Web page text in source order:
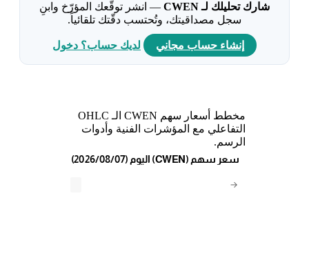
شارك تحليلك لـ CWEN
— انشر توقّعك المؤرّخ وابنِ
سجل مصداقيتك، وتُحتسب دقّتك تلقائياً.
إنشاء حساب مجاني لديك حساب؟ دخول
مخطط أسعار سهم CWEN الـ OHLC
التفاعلي مع المؤشرات الفنية وأدوات
الرسم.
→
(2026/08/07) اليوم (CWEN) سعر سهم